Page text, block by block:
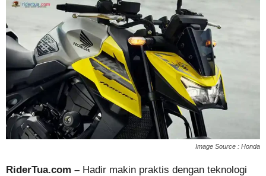
Image Source : Honda
RiderTua.com – Hadir makin praktis dengan teknologi